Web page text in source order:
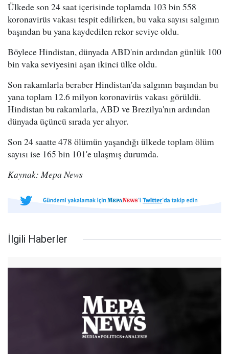
Ülkede son 24 saat içerisinde toplamda 103 bin 558
koronavirüs vakası tespit edilirken, bu vaka sayısı salgının
başından bu yana kaydedilen rekor seviye oldu.
Böylece Hindistan, dünyada ABD'nin ardından günlük 100
bin vaka seviyesini aşan ikinci ülke oldu.
Son rakamlarla beraber Hindistan'da salgının başından bu
yana toplam 12.6 milyon koronavirüs vakası görüldü.
Hindistan bu rakamlarla, ABD ve Brezilya'nın ardından
dünyada üçüncü sırada yer alıyor.
Son 24 saatte 478 ölümün yaşandığı ülkede toplam ölüm
sayısı ise 165 bin 101'e ulaşmış durumda.
Kaynak: Mepa News
İlgili Haberler